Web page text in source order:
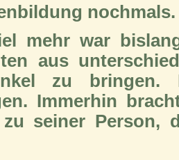
nochmals.
mehr war
aus
zu bringen.
Immerhin
zu seiner Person,